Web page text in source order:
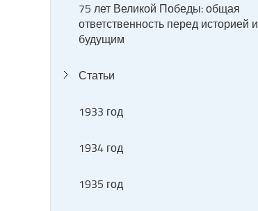
75 лет Великой Победы: общая
ответственность перед историей и
будущим
Статьи
1933 год
1934 год
1935 год